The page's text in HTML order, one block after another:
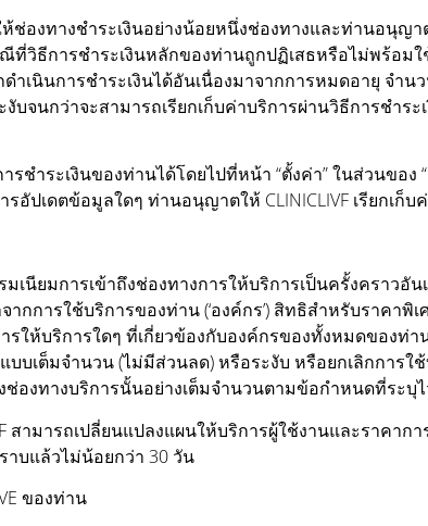
ช่องทางชำระเงินอย่างน้อยหนึ่งช่องทางและท่านอนุญา
ธีการชำระเงินหลักของท่านถูกปฏิเสธหรือไม่พร้อม
เนินการชำระเงินได้อันเนื่องมาจากการหมดอายุ จำ
บจนกว่าจะสามารถเรียกเก็บค่าบริการผ่านวิธีการชำ
ำระเงินของท่านได้โดยไปที่หน้า “ตั้งค่า” ในส่วนของ
ปเดตข้อมูลใดๆ ท่านอนุญาตให้ CLINICLIVF เรียกเก็บ
นียมการเข้าถึงช่องทางการให้บริการเป็นครั้งคราว
กการใช้บริการของท่าน (‘องค์กร’) สิทธิสำหรับราคา
ให้บริการใดๆ ที่เกี่ยวข้องกับองค์กรของทั้งหมดของท่
บบเต็มจำนวน (ไม่มีส่วนลด) หรือระงับ หรือยกเลิกกา
องทางบริการนั้นอย่างเต็มจำนวนตามข้อกำหนดที่ระบุ
สามารถเปลี่ยนแปลงแผนให้บริการผู้ใช้งานและราคา
บแล้วไม่น้อยกว่า 30 วัน
ของท่าน